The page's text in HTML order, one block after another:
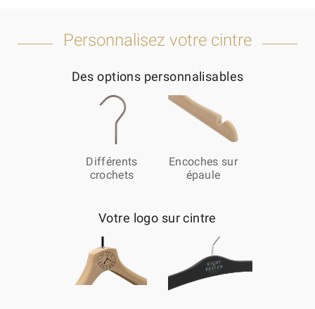
Personnalisez votre cintre
Des options personnalisables
Différents
crochets
Encoches sur
épaule
Votre logo sur cintre